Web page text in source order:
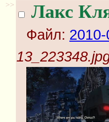
>> Лакс
Файл: